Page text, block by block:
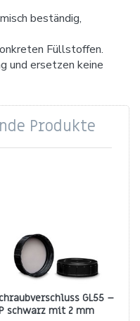
beständig,
Füllstoffen.
und ersetzen keine
Produkte
GL55 –
schwarz mit 2 mm